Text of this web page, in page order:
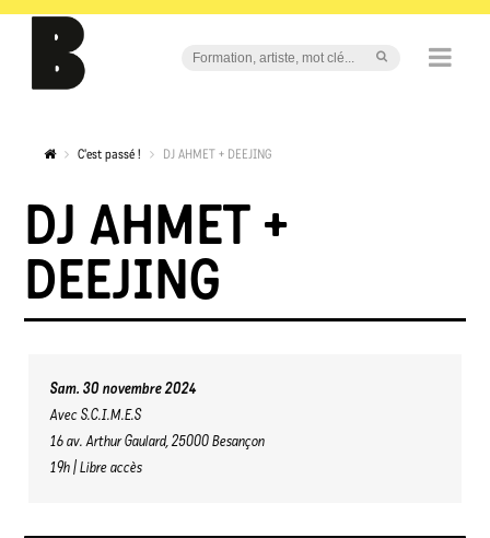
C'est passé ! DJ AHMET + DEEJING
DJ AHMET +
DEEJING
Sam. 30 novembre 2024
Avec S.C.I.M.E.S
16 av. Arthur Gaulard, 25000 Besançon
19h | Libre accès